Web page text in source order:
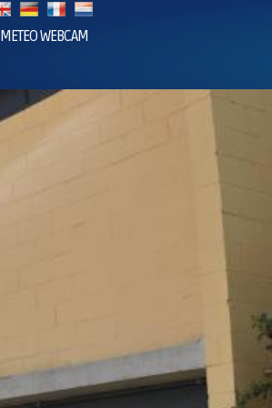
METEO WEBCAM